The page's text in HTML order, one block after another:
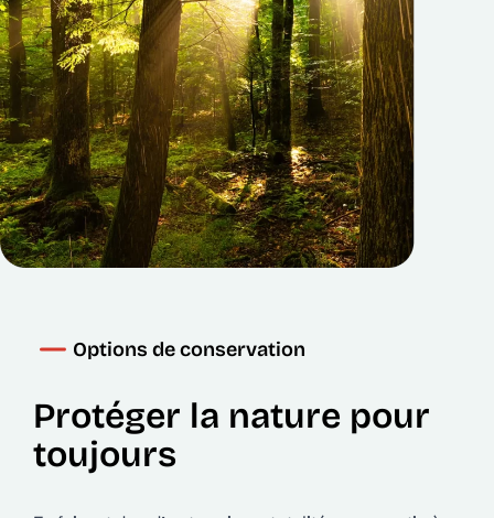
Options de conservation
Protéger la nature pour
toujours